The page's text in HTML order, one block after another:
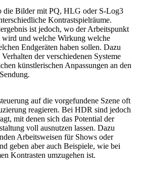
die Bilder mit PQ, HLG oder S-Log3
Kontrastspielräume.
ist jedoch, wo der Arbeitspunkt
und welche Wirkung welche
Endgeräten haben sollen. Dazu
der verschiedenen Systeme
künstlerischen Anpassungen an den
auf die vorgefundene Szene oft
reagieren. Bei HDR sind jedoch
mit denen sich das Potential der
voll ausnutzen lassen. Dazu
Arbeitsweisen für Shows oder
geben aber auch Beispiele, wie bei
Kontrasten umzugehen ist.